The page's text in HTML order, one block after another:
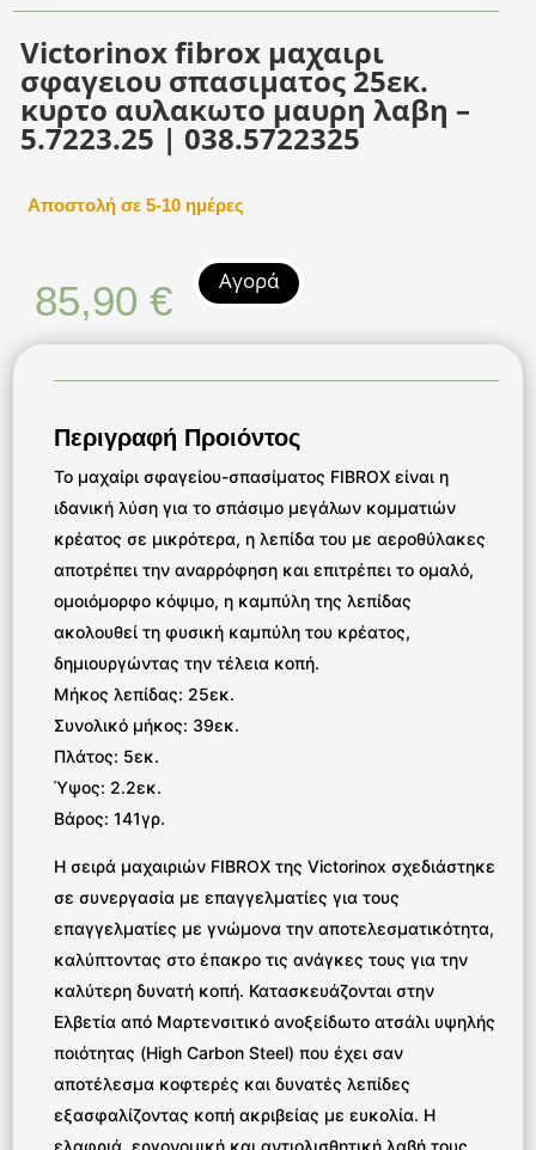
Victorinox fibrox μαχαιρι
σφαγειου σπασιματος 25εκ.
κυρτο αυλακωτο μαυρη λαβη –
5.7223.25 | 038.5722325
Αποστολή σε 5-10 ημέρες
85,90€ Αγορά
Περιγραφή Προιόντος
Το μαχαίρι σφαγείου-σπασίματος FIBROX είναι η
ιδανική λύση για το σπάσιμο μεγάλων κομματιών
κρέατος σε μικρότερα, η λεπίδα του με αεροθύλακες
αποτρέπει την αναρρόφηση και επιτρέπει το ομαλό,
ομοιόμορφο κόψιμο, η καμπύλη της λεπίδας
ακολουθεί τη φυσική καμπύλη του κρέατος,
δημιουργώντας την τέλεια κοπή.
Μήκος λεπίδας: 25εκ.
Συνολικό μήκος: 39εκ.
Πλάτος: 5εκ.
Ύψος: 2.2εκ.
Βάρος: 141γρ.
Η σειρά μαχαιριών FIBROX της Victorinox σχεδιάστηκε
σε συνεργασία με επαγγελματίες για τους
επαγγελματίες με γνώμονα την αποτελεσματικότητα,
καλύπτοντας στο έπακρο τις ανάγκες τους για την
καλύτερη δυνατή κοπή. Κατασκευάζονται στην
Ελβετία από Μαρτενσιτικό ανοξείδωτο ατσάλι υψηλής
ποιότητας (High Carbon Steel) που έχει σαν
αποτέλεσμα κοφτερές και δυνατές λεπίδες
εξασφαλίζοντας κοπή ακριβείας με ευκολία. Η
ελαφριά, εργονομική και αντιολισθητική λαβή τους